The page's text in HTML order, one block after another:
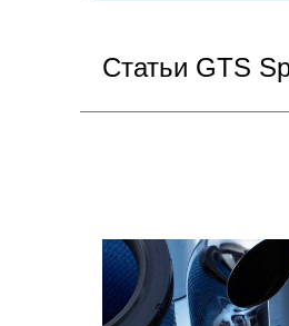
Статьи GTS